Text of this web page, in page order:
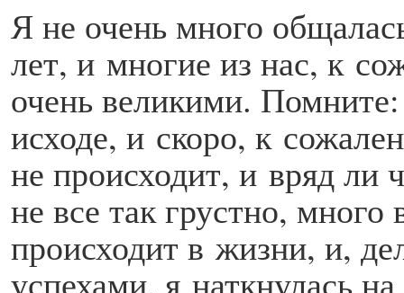
Я не очень много
лет, и многие из нас, к
очень великими.
исходе, и скоро, к
не происходит, и вряд
не все так грустно, много
происходит в жизни, и,
успехами, я наткнулась